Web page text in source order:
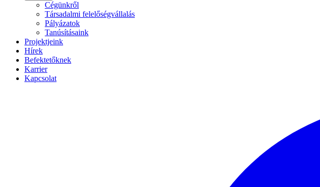
Cégünkről
Társadalmi felelőségvállalás
Pályázatok
Tanúsításaink
Projektjeink
Hírek
Befektetőknek
Karrier
Kapcsolat